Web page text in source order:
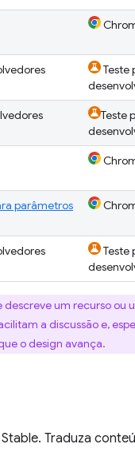
Teste
Teste
parâmetros
Teste
um recurso ou
a discussão e,
o design avança.
Traduza